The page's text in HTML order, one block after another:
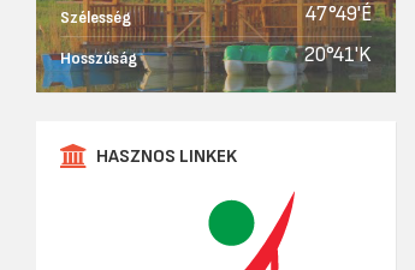
Szélesség 47°49'É
Hosszúság 20°41'K
HASZNOS LINKEK